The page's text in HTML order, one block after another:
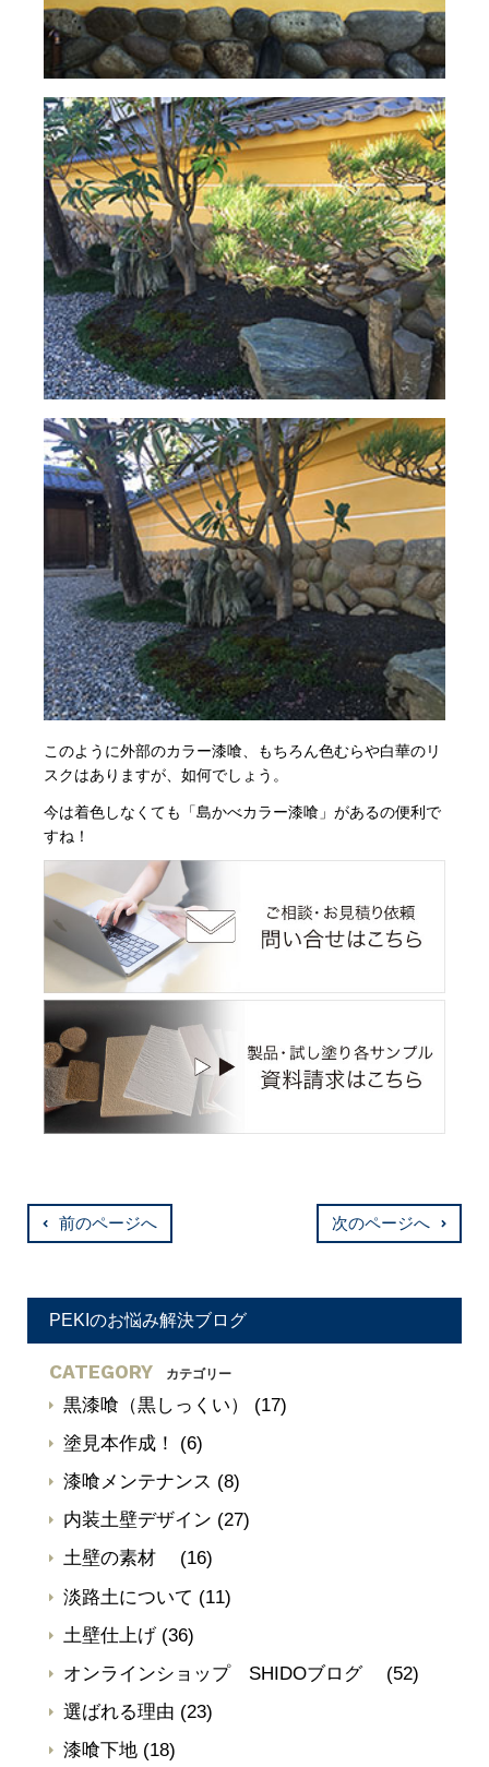
このように外部のカラー漆喰、もちろん色むらや白華のリ
スクはありますが、如何でしょう。
今は着色しなくても「島かべカラー漆喰」があるの便利で
すね！
前のページへ 次のページへ
PEKIのお悩み解決ブログ
CATEGORY カテゴリー
黒漆喰（黒しっくい）
(17)
塗見本作成！
(6)
漆喰メンテナンス (8)
内装土壁デザイン (27)
土壁の素材
(16)
淡路土について (11)
土壁仕上げ(36)
オンラインショップ SHIDOブログ
(52)
選ばれる理由 (23)
漆喰下地 (18)